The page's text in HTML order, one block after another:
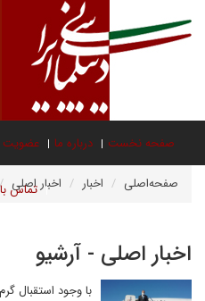
صفحه نخست درباره ما عضویت
تماس صفحه‌اصلی اخبار اخبار اصلی
اخبار اصلی - آرشیو
با وجود استقبال